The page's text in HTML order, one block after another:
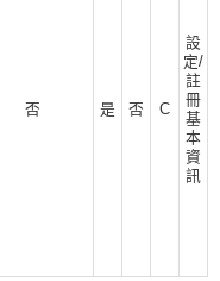
否 是 否 C
設
定/
註
冊
基
本
資
訊